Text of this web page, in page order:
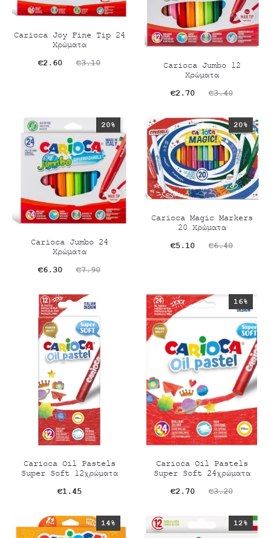
Carioca Joy Fine Tip 24
Χρώματα
€3.10
Original
€3.10.
€2.60
Η
είναι:
€2.60.
Carioca Jumbo 12
Χρώματα
€3.40
Original
was:
€3.40.
€2.70
Η
τιμή
είναι:
€2.70.
20%
Carioca Jumbo 24
Χρώματα
€7.90
Original
was:
€7.90.
€6.30
Η
€6.30.
20%
Carioca Magic Markers
20 Χρώματα
€6.40
Original
€6.40.
€5.10
Η
είναι:
€5.10.
Carioca Oil Pastels
Super Soft 12χρώματα
€1.45
16%
Carioca Oil Pastels
Super Soft 24χρώματα
€3.20
Original
was:
€2.70
Η
τιμή
14% 12%